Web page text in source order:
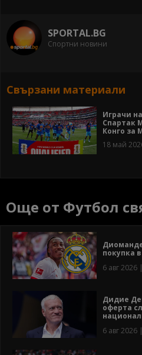
SPORTAL.BG
Спортни новини
Свързани материали
Играчи
Спартак
Конго за
18 май
Още от Футбол
покупка
6 авг 2026
Дидие
оферта
6 авг 2026